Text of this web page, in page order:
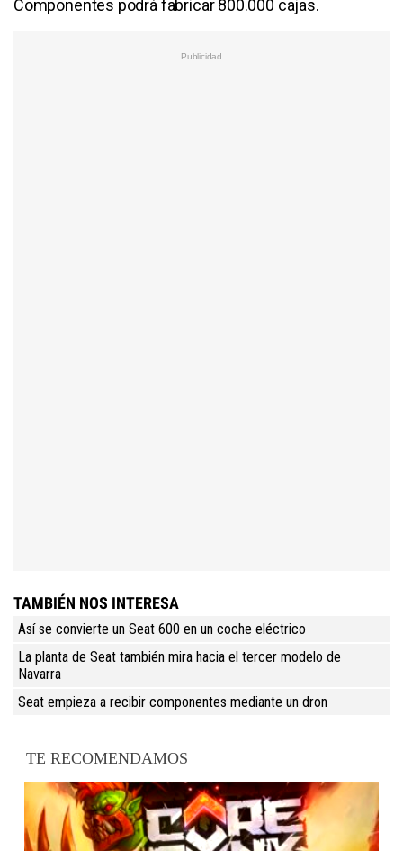
Componentes podrá fabricar 800.000 cajas.
TAMBIÉN NOS INTERESA
Así se convierte un Seat 600 en un coche eléctrico
La planta de Seat también mira hacia el tercer modelo de
Navarra
Seat empieza a recibir componentes mediante un dron
TE RECOMENDAMOS